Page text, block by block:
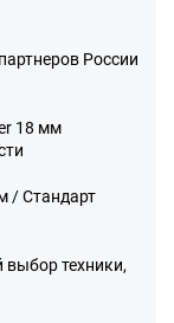
России
18 мм
/ Стандарт
выбор техники,